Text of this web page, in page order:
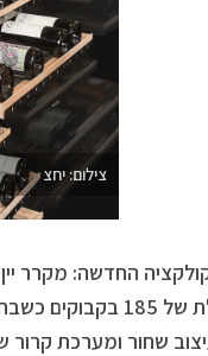
צילום: יחצ
החדשה: מקרר
שחור ומערכת קרור